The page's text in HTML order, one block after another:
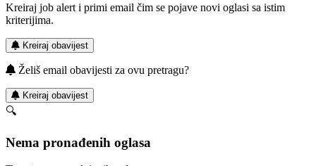
Kreiraj job alert i primi email čim se pojave novi oglasi sa istim
kriterijima.
Kreiraj obavijest
Želiš email obavijesti za ovu pretragu?
Kreiraj obavijest
🔍
Nema pronađenih oglasa